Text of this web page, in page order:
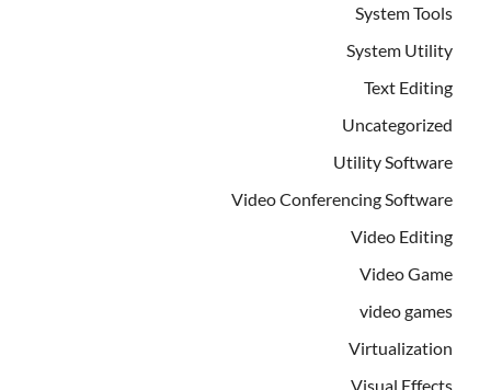
System Tools
System Utility
Text Editing
Uncategorized
Utility Software
Video Conferencing Software
Video Editing
Video Game
video games
Virtualization
Visual Effects